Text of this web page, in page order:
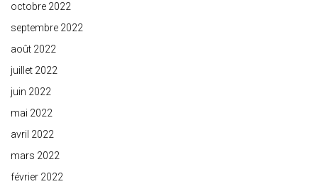
octobre 2022
septembre 2022
août 2022
juillet 2022
juin 2022
mai 2022
avril 2022
mars 2022
février 2022